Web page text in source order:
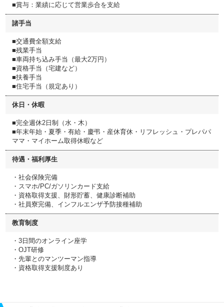
■賞与：業績に応じて営業歩合を支給
諸手当
■交通費全額支給
■残業手当
■車両持ち込み手当（最大2万円）
■資格手当（宅建など）
■扶養手当
■住宅手当（規定あり）
休日・休暇
■完全週休2日制（水・木）
■年末年始・夏季・有給・慶弔・産休育休・リフレッシュ・プレパパ
ママ・マイホーム取得休暇など
待遇・福利厚生
・社会保険完備
・スマホ/PC/ガソリンカード支給
・資格取得支援、財形貯蓄、健康診断補助
・社員寮完備、インフルエンザ予防接種補助
教育制度
・3日間のオンライン座学
・OJT研修
・先輩とのマンツーマン指導
・資格取得支援制度あり